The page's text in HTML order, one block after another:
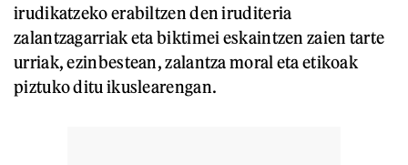
irudikatzeko erabiltzen den iruditeria
zalantzagarriak eta biktimei eskaintzen zaien tarte
urriak, ezinbestean, zalantza moral eta etikoak
piztuko ditu ikuslearengan.